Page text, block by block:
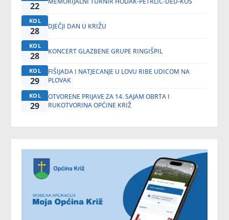
22
KOL
28 DJEČJI DAN U KRIŽU
KOL
28 KONCERT GLAZBENE GRUPE RINGIŠPIL
KOL
29
FIŠIJADA I NATJECANJE U LOVU RIBE UDICOM NA
PLOVAK
KOL
29
OTVORENE PRIJAVE ZA 14. SAJAM OBRTA I
RUKOTVORINA OPĆINE KRIŽ